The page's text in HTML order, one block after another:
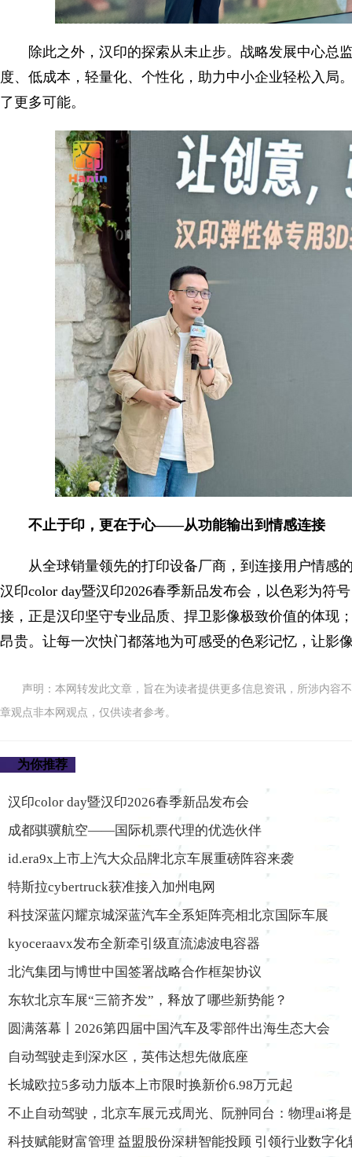
除此之外，汉印的探索从未止步。战略发展中心
度、低成本，轻量化、个性化，助力中小企业轻松入局
了更多可能。
不止于印，更在于心——从功能输出到情感连接
从全球销量领先的打印设备厂商，到连接用户情感
汉印color day暨汉印2026春季新品发布会，以色彩为符
接，正是汉印坚守专业品质、捍卫影像极致价值的体现
昂贵。让每一次快门都落地为可感受的色彩记忆，让影
声明：本网转发此文章，旨在为读者提供更多信息资讯，所涉内容
章观点非本网观点，仅供读者参考。
为你推荐
汉印color day暨汉印2026春季新品发布会
成都骐骥航空——国际机票代理的优选伙伴
id.era9x上市上汽大众品牌北京车展重磅阵容来袭
特斯拉cybertruck获准接入加州电网
科技深蓝闪耀京城深蓝汽车全系矩阵亮相北京国际车展
kyoceraavx发布全新牵引级直流滤波电容器
北汽集团与博世中国签署战略合作框架协议
东软北京车展“三箭齐发”，释放了哪些新势能？
圆满落幕丨2026第四届中国汽车及零部件出海生态大会
自动驾驶走到深水区，英伟达想先做底座
长城欧拉5多动力版本上市限时换新价6.98万元起
不止自动驾驶，北京车展元戎周光、阮翀同台：物理ai将
科技赋能财富管理 益盟股份深耕智能投顾 引领行业数字化